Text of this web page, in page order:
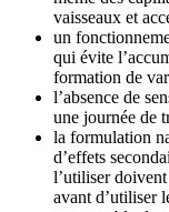
vaisseaux et
un
qui évite
formation de
l’absence de
une journée de
la formulation
d’effets
l’utiliser
avant d’utiliser